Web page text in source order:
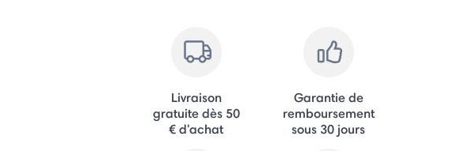
Livraison
gratuite dès 50
€ d'achat
Garantie de
remboursement
sous 30 jours